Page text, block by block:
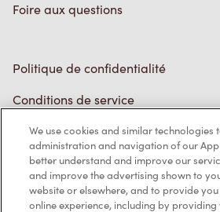
Foire aux questions
Politique de confidentialité
Conditions de service
Marques de commerce
Accessibilité
Diagnostic
We use cookies and similar technologies
administration and navigation of our
better understand and improve our
and improve the advertising shown to
website or elsewhere, and to provide
online experience, including by providing